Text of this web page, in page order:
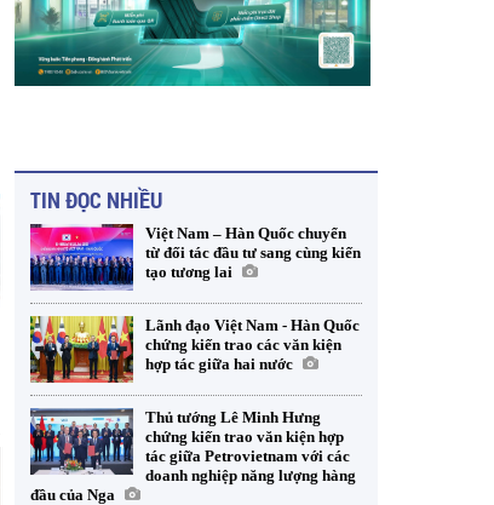
TIN ĐỌC NHIỀU
Việt Nam – Hàn Quốc chuyển
từ đối tác đầu tư sang cùng kiến
tạo tương lai
Lãnh đạo Việt Nam - Hàn Quốc
chứng kiến trao các văn kiện
hợp tác giữa hai nước
Thủ tướng Lê Minh Hưng
chứng kiến trao văn kiện hợp
tác giữa Petrovietnam với các
doanh nghiệp năng lượng hàng
đầu của Nga